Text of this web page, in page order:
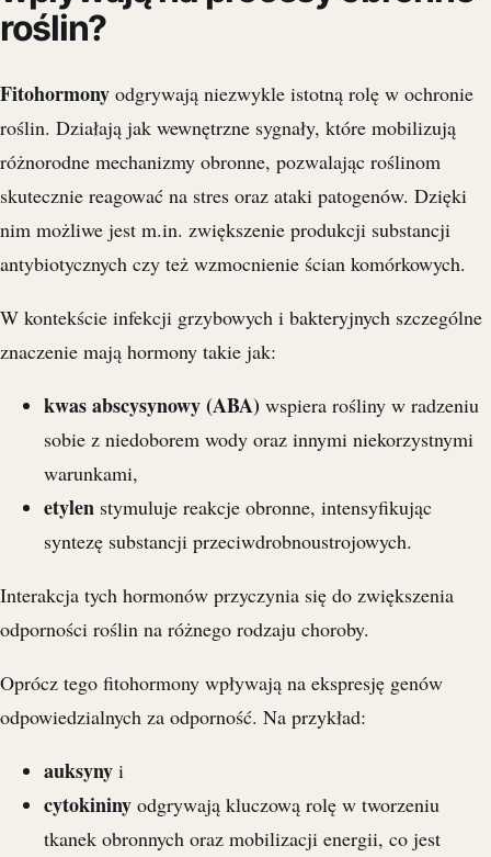
roślin?
Fitohormony odgrywają niezwykle istotną rolę w ochronie
roślin. Działają jak wewnętrzne sygnały, które mobilizują
różnorodne mechanizmy obronne, pozwalając roślinom
skutecznie reagować na stres oraz ataki patogenów. Dzięki
nim możliwe jest m.in. zwiększenie produkcji substancji
antybiotycznych czy też wzmocnienie ścian komórkowych.
W kontekście infekcji grzybowych i bakteryjnych szczególne
znaczenie mają hormony takie jak:
kwas abscysynowy (ABA) wspiera rośliny w radzeniu
sobie z niedoborem wody oraz innymi niekorzystnymi
warunkami,
etylen stymuluje reakcje obronne, intensyfikując
syntezę substancji przeciwdrobnoustrojowych.
Interakcja tych hormonów przyczynia się do zwiększenia
odporności roślin na różnego rodzaju choroby.
Oprócz tego fitohormony wpływają na ekspresję genów
odpowiedzialnych za odporność. Na przykład:
auksyny i
cytokininy odgrywają kluczową rolę w tworzeniu
tkanek obronnych oraz mobilizacji energii, co jest